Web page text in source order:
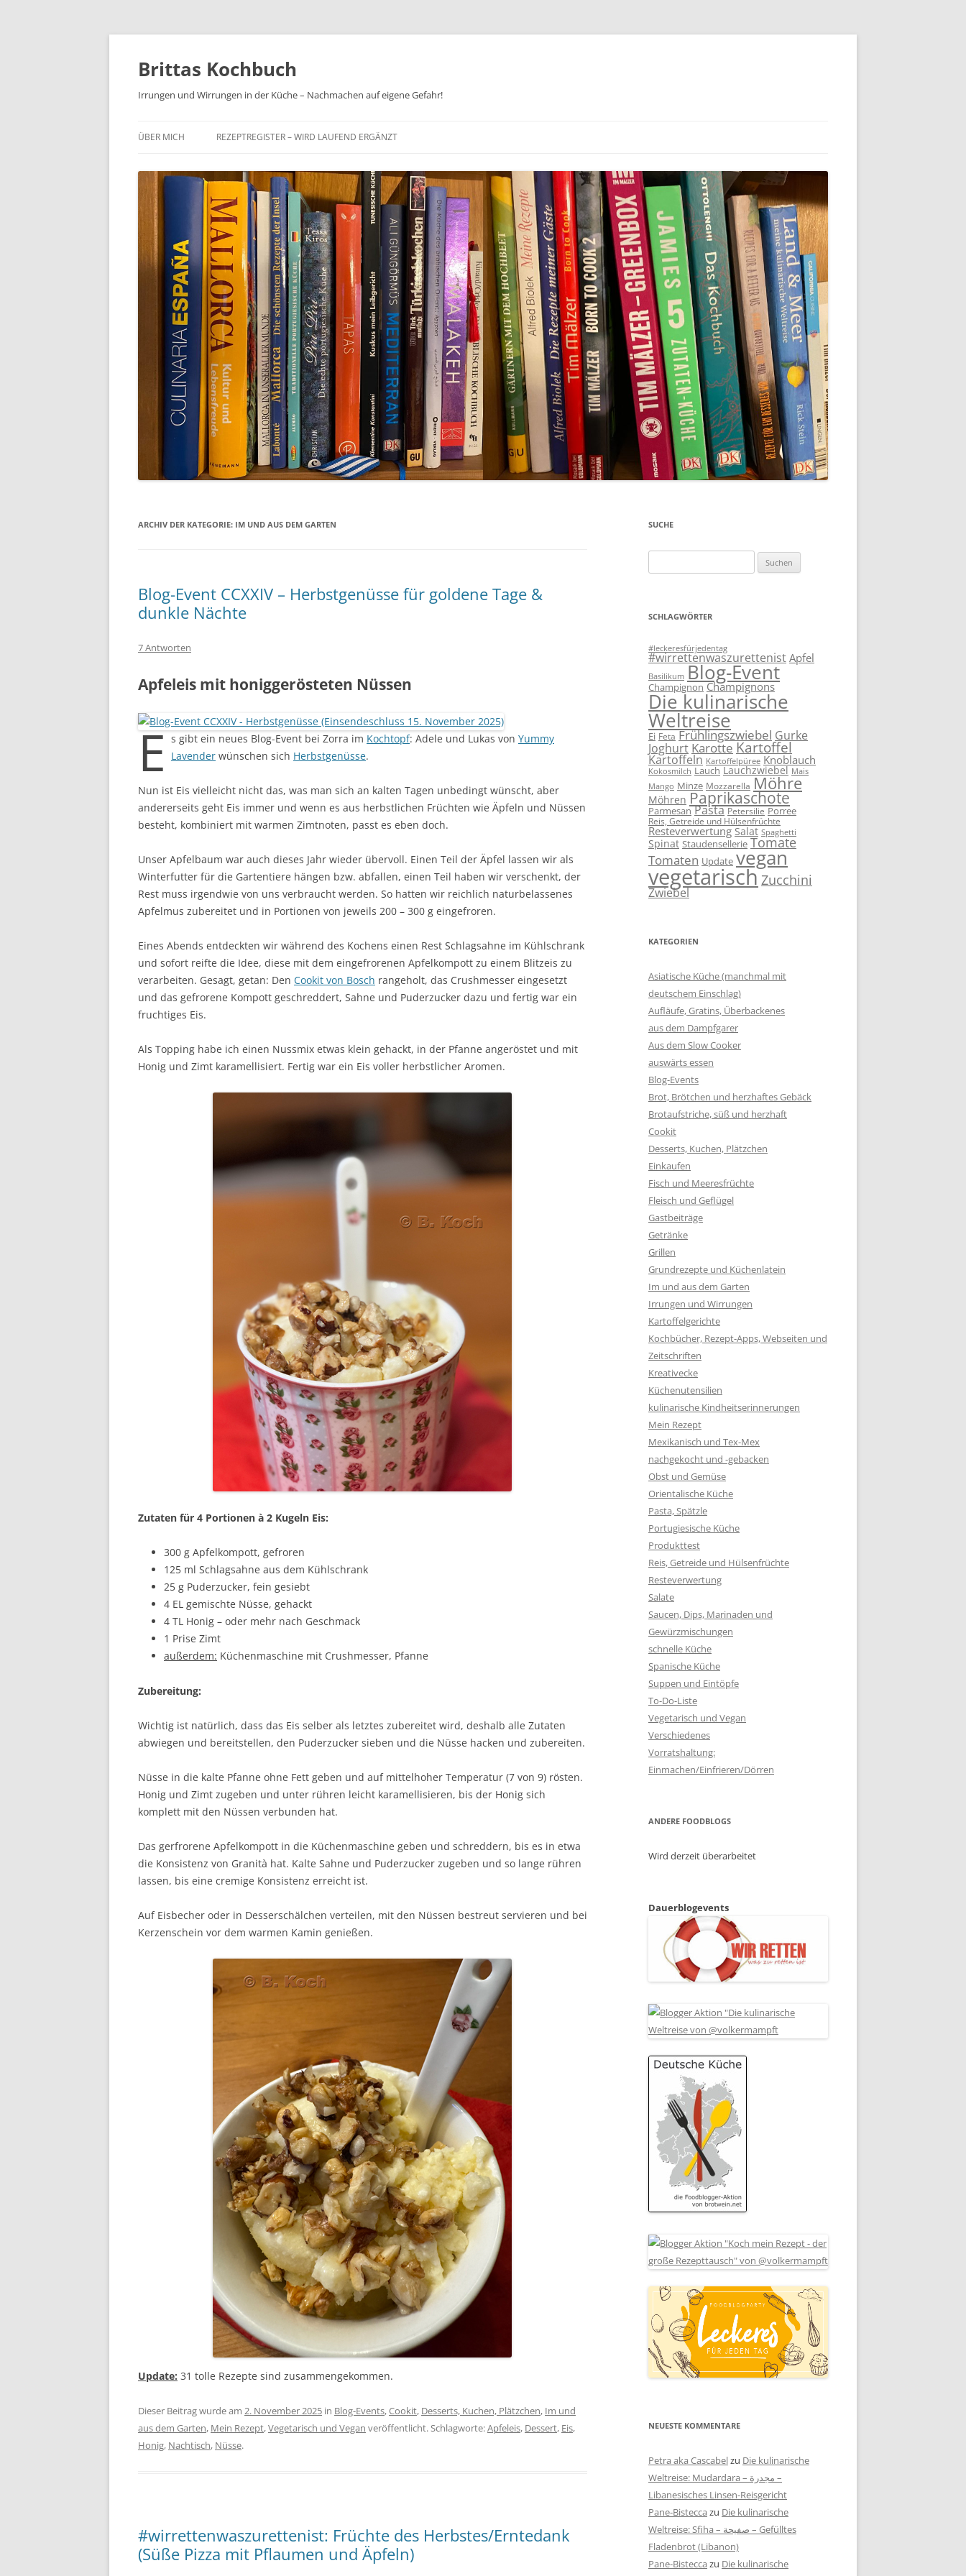
Brittas Kochbuch
Irrungen und Wirrungen in der Küche – Nachmachen auf eigene Gefahr!
ÜBER MICH REZEPTREGISTER – WIRD LAUFEND ERGÄNZT
ARCHIV DER KATEGORIE: IM UND AUS DEM GARTEN
Blog-Event CCXXIV – Herbstgenüsse für goldene Tage &
dunkle Nächte
7 Antworten
Apfeleis mit honiggerösteten Nüssen
E s gibt ein neues Blog-Event bei Zorra im Kochtopf: Adele und Lukas von Yummy
Lavender wünschen sich Herbstgenüsse.
Nun ist Eis vielleicht nicht das, was man sich an kalten Tagen unbedingt wünscht, aber
andererseits geht Eis immer und wenn es aus herbstlichen Früchten wie Äpfeln und Nüssen
besteht, kombiniert mit warmen Zimtnoten, passt es eben doch.
Unser Apfelbaum war auch dieses Jahr wieder übervoll. Einen Teil der Äpfel lassen wir als
Winterfutter für die Gartentiere hängen bzw. abfallen, einen Teil haben wir verschenkt, der
Rest muss irgendwie von uns verbraucht werden. So hatten wir reichlich naturbelassenes
Apfelmus zubereitet und in Portionen von jeweils 200 – 300 g eingefroren.
Eines Abends entdeckten wir während des Kochens einen Rest Schlagsahne im Kühlschrank
und sofort reifte die Idee, diese mit dem eingefrorenen Apfelkompott zu einem Blitzeis zu
verarbeiten. Gesagt, getan: Den Cookit von Bosch rangeholt, das Crushmesser eingesetzt
und das gefrorene Kompott geschreddert, Sahne und Puderzucker dazu und fertig war ein
fruchtiges Eis.
Als Topping habe ich einen Nussmix etwas klein gehackt, in der Pfanne angeröstet und mit
Honig und Zimt karamellisiert. Fertig war ein Eis voller herbstlicher Aromen.
Zutaten für 4 Portionen à 2 Kugeln Eis:
300 g Apfelkompott, gefroren
125 ml Schlagsahne aus dem Kühlschrank
25 g Puderzucker, fein gesiebt
4 EL gemischte Nüsse, gehackt
4 TL Honig – oder mehr nach Geschmack
1 Prise Zimt
außerdem: Küchenmaschine mit Crushmesser, Pfanne
Zubereitung:
Wichtig ist natürlich, dass das Eis selber als letztes zubereitet wird, deshalb alle Zutaten
abwiegen und bereitstellen, den Puderzucker sieben und die Nüsse hacken und zubereiten.
Nüsse in die kalte Pfanne ohne Fett geben und auf mittelhoher Temperatur (7 von 9) rösten.
Honig und Zimt zugeben und unter rühren leicht karamellisieren, bis der Honig sich
komplett mit den Nüssen verbunden hat.
Das gerfrorene Apfelkompott in die Küchenmaschine geben und schreddern, bis es in etwa
die Konsistenz von Granità hat. Kalte Sahne und Puderzucker zugeben und so lange rühren
lassen, bis eine cremige Konsistenz erreicht ist.
Auf Eisbecher oder in Desserschälchen verteilen, mit den Nüssen bestreut servieren und bei
Kerzenschein vor dem warmen Kamin genießen.
Update: 31 tolle Rezepte sind zusammengekommen.
Dieser Beitrag wurde am 2. November 2025 in Blog-Events,Cookit, Desserts, Kuchen, Plätzchen, Im und
aus dem Garten, Mein Rezept,Vegetarisch und Vegan veröffentlicht. Schlagworte:Apfeleis, Dessert, Eis,
Honig, Nachtisch, Nüsse.
#wirrettenwaszurettenist: Früchte des Herbstes/Erntedank
(Süße Pizza mit Pflaumen und Äpfeln)
SUCHE
nach:
SCHLAGWÖRTER
#leckeresfürjedentag
#wirrettenwaszurettenist Apfel
Basilikum Blog-Event
Champignon Champignons
Die kulinarische
Weltreise
Ei Feta Frühlingszwiebel Gurke
Joghurt Karotte Kartoffel
Kartoffeln Kartoffelpüree Knoblauch
Kokosmilch Lauch Lauchzwiebel Mais
Mango Minze Mozzarella Möhre
Möhren Paprikaschote
Parmesan Pasta Petersilie Porree
Reis, Getreide und Hülsenfrüchte
Resteverwertung Salat Spaghetti
Spinat Staudensellerie Tomate
Tomaten Update vegan
vegetarischZucchini
Zwiebel
KATEGORIEN
Asiatische Küche (manchmal mit
deutschem Einschlag)
Aufläufe, Gratins, Überbackenes
aus dem Dampfgarer
Aus dem Slow Cooker
auswärts essen
Blog-Events
Brot, Brötchen und herzhaftes Gebäck
Brotaufstriche, süß und herzhaft
Cookit
Desserts, Kuchen, Plätzchen
Einkaufen
Fisch und Meeresfrüchte
Fleisch und Geflügel
Gastbeiträge
Getränke
Grillen
Grundrezepte und Küchenlatein
Im und aus dem Garten
Irrungen und Wirrungen
Kartoffelgerichte
Kochbücher, Rezept-Apps, Webseiten und
Zeitschriften
Kreativecke
Küchenutensilien
kulinarische Kindheitserinnerungen
Mein Rezept
Mexikanisch und Tex-Mex
nachgekocht und -gebacken
Obst und Gemüse
Orientalische Küche
Pasta, Spätzle
Portugiesische Küche
Produkttest
Reis, Getreide und Hülsenfrüchte
Resteverwertung
Salate
Saucen, Dips, Marinaden und
Gewürzmischungen
schnelle Küche
Spanische Küche
Suppen und Eintöpfe
To-Do-Liste
Vegetarisch und Vegan
Verschiedenes
Vorratshaltung:
Einmachen/Einfrieren/Dörren
ANDERE FOODBLOGS
Wird derzeit überarbeitet
Dauerblogevents
NEUESTE KOMMENTARE
Petra aka Cascabelzu Die kulinarische
Weltreise: Mudardara – مجدرة –
Libanesisches Linsen-Reisgericht
Pane-Bistecca zu Die kulinarische
Weltreise: Sfiha – صفيحة – Gefülltes
Fladenbrot (Libanon)
Pane-Bistecca zu Die kulinarische